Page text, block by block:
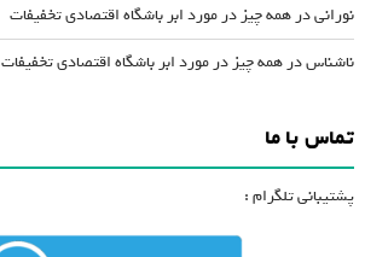
نورانیدرهمه چیز در مورد ابر باشگاه اقتصادی تخفیفات
ناشناسدرهمه چیز در مورد ابر باشگاه اقتصادی تخفیفات
تماس با ما
پشتیبانی تلگرام :